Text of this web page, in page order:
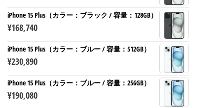
iPhone 15 Plus（カラー：ブラック / 容量：128GB）
¥168,740
iPhone 15 Plus（カラー：ブルー / 容量：512GB）
¥230,890
iPhone 15 Plus（カラー：ブルー / 容量：256GB）
¥190,080